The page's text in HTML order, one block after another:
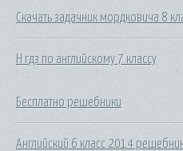
Скачать задачник мордковича 8
H гдз по английскому 7 классу
Бесплатно решебники
Английский 6 класс 2014